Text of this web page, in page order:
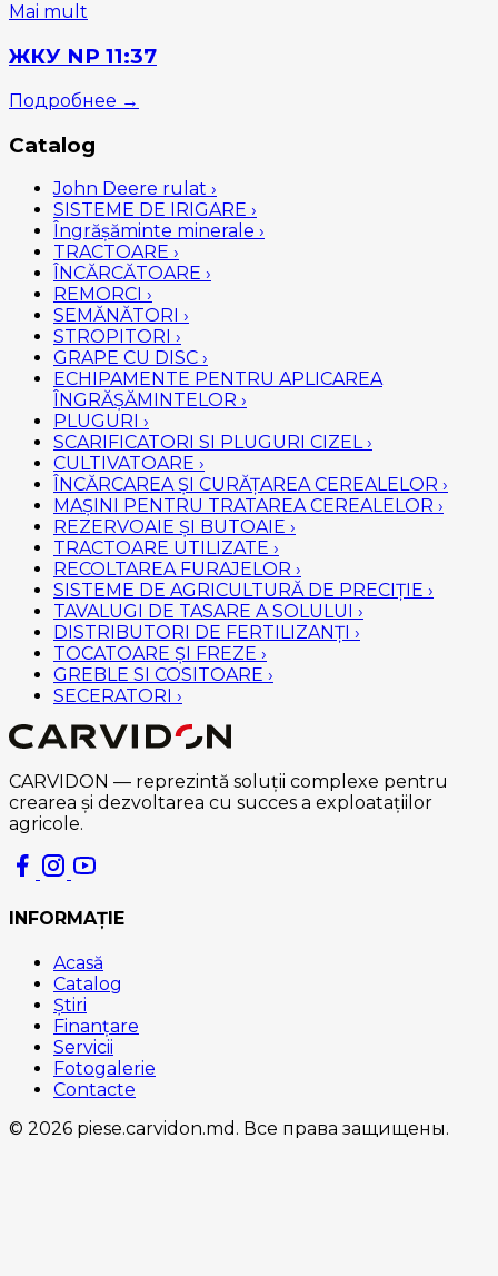
Mai mult
ЖКУ NP 11:37
Подробнее →
Catalog
John Deere rulat ›
SISTEME DE IRIGARE ›
Îngrășăminte minerale ›
TRACTOARE ›
ÎNCĂRCĂTOARE ›
REMORCI ›
SEMĂNĂTORI ›
STROPITORI ›
GRAPE CU DISC ›
ECHIPAMENTE PENTRU APLICAREA
ÎNGRĂȘĂMINTELOR ›
PLUGURI ›
SCARIFICATORI SI PLUGURI CIZEL ›
CULTIVATOARE ›
ÎNCĂRCAREA ȘI CURĂȚAREA CEREALELOR ›
MAȘINI PENTRU TRATAREA CEREALELOR ›
REZERVOAIE ȘI BUTOAIE ›
TRACTOARE UTILIZATE ›
RECOLTAREA FURAJELOR ›
SISTEME DE AGRICULTURĂ DE PRECIȚIE ›
TAVALUGI DE TASARE A SOLULUI ›
DISTRIBUTORI DE FERTILIZANȚI ›
TOCATOARE ȘI FREZE ›
GREBLE SI COSITOARE ›
SECERATORI ›
CARVIDON — reprezintă soluții complexe pentru
crearea și dezvoltarea cu succes a exploatațiilor
agricole.
INFORMAȚIE
Acasă
Catalog
Știri
Finanțare
Servicii
Fotogalerie
Contacte
© 2026 piese.carvidon.md. Все права защищены.